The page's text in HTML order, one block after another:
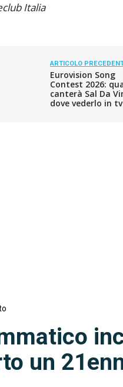
Italia
ARTICOLO
Eurovision Song
Contest 2026:
canterà Sal Da
dove vederlo in tv
un